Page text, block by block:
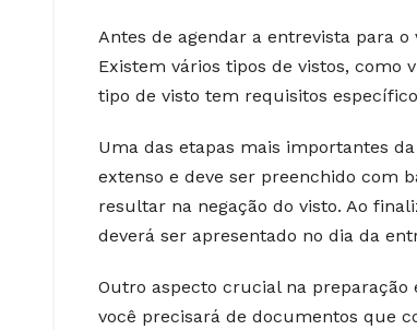
Antes de agendar a entrevista para
Existem vários tipos de vistos, como
tipo de visto tem requisitos
Uma das etapas mais importantes
extenso e deve ser preenchido com
resultar na negação do visto. Ao
deverá ser apresentado no dia da
Outro aspecto crucial na preparação
você precisará de documentos que